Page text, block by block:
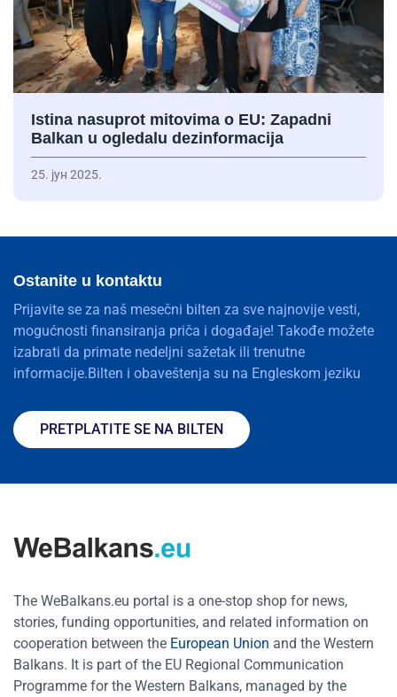
Istina nasuprot mitovima o EU: Zapadni
Balkan u ogledalu dezinformacija
25. јун 2025.
Ostanite u kontaktu
Prijavite se za naš mesečni bilten za sve najnovije vesti,
mogućnosti finansiranja priča i događaje! Takođe možete
izabrati da primate nedeljni sažetak ili trenutne
informacije.Bilten i obaveštenja su na Engleskom jeziku
PRETPLATITE SE NA BILTEN
The WeBalkans.eu portal is a one-stop shop for news,
stories, funding opportunities, and related information on
cooperation between the European Union and the Western
Balkans. It is part of the EU Regional Communication
Programme for the Western Balkans, managed by the